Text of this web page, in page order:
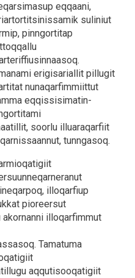
eqqaani,
suliniut
pinngortitap
erigisariallit pillugit
nunaqarfimmiittut
eqqissisimatin-
soorlu illuaraqarfiit
tunngasoq.
illoqarfiup
pioreersut
illoqarfimmut
Tamatuma
aqqutisooqatigiit